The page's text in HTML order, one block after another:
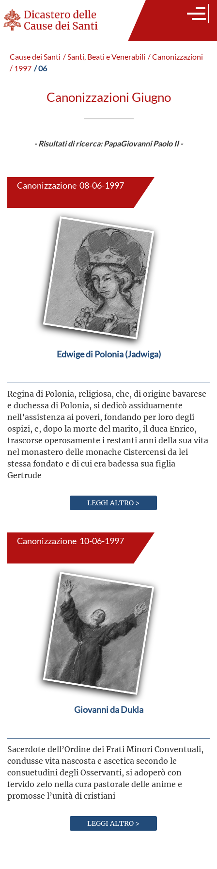
Cause dei Santi / Santi, Beati e Venerabili / Canonizzazioni
/ 1997 / 06
Canonizzazioni Giugno
- Risultati di ricerca: PapaGiovanni Paolo II -
Canonizzazione 08-06-1997
Edwige di Polonia (Jadwiga)
Regina di Polonia, religiosa, che, di origine bavarese
e duchessa di Polonia, si dedicò assiduamente
nell’assistenza ai poveri, fondando per loro degli
ospizi, e, dopo la morte del marito, il duca Enrico,
trascorse operosamente i restanti anni della sua vita
nel monastero delle monache Cistercensi da lei
stessa fondato e di cui era badessa sua figlia
Gertrude
LEGGI ALTRO >
Canonizzazione 10-06-1997
Giovanni da Dukla
Sacerdote dell’Ordine dei Frati Minori Conventuali,
condusse vita nascosta e ascetica secondo le
consuetudini degli Osservanti, si adoperò con
fervido zelo nella cura pastorale delle anime e
promosse l’unità di cristiani
LEGGI ALTRO >